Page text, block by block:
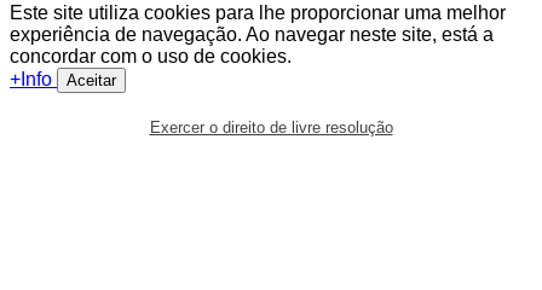
Este site utiliza cookies para lhe proporcionar uma melhor
experiência de navegação. Ao navegar neste site, está a
concordar com o uso de cookies.
+Info
Aceitar
Exercer o direito de livre resolução